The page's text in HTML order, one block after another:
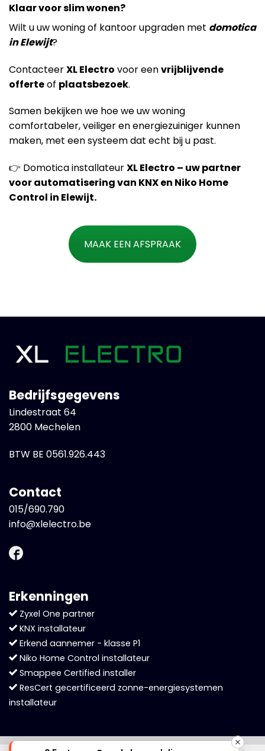
Klaar voor slim wonen?
Wilt u uw woning of kantoor upgraden met domotica
in Elewijt?
ContacteerXL Electro voor eenvrijblijvende
offerteof plaatsbezoek.
Samen bekijken we hoe we uw woning
comfortabeler, veiliger en energiezuiniger kunnen
maken, met een systeem dat echt bij u past.
👉 Domotica installateurXL Electro – uw partner
voor automatisering van KNX en Niko Home
Control in Elewijt.
MAAK EEN AFSPRAAK
Bedrijfsgegevens
Lindestraat 64
2800 Mechelen
BTW BE 0561.926.443
Contact
015/690.790
info@xlelectro.be
Erkenningen
Zyxel One partner
KNX installateur
Erkend aannemer - klasse P1
Niko Home Control installateur
Smappee Certified installer
ResCert gecertificeerd zonne-energiesystemen
installateur
Cookies helpen ons bij het leveren van onze